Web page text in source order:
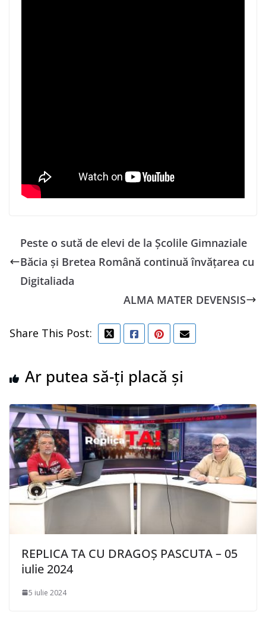
Peste o sută de elevi de la Școlile Gimnaziale
Băcia și Bretea Română continuă învățarea cu
Digitaliada
ALMA MATER DEVENSIS
Share This Post:
Ar putea să-ți placă și
REPLICA TA CU DRAGOȘ PASCUTA – 05
iulie 2024
5 iulie 2024